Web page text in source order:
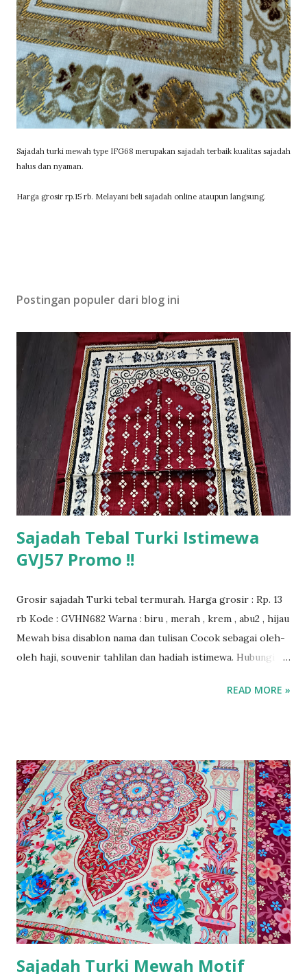
Sajadah turki mewah type IFG68 merupakan sajadah terbaik kualitas sajadah
halus dan nyaman.
Harga grosir rp.15 rb. Melayani beli sajadah online ataupun langsung.
Postingan populer dari blog ini
Sajadah Tebal Turki Istimewa
GVJ57 Promo !!
Grosir sajadah Turki tebal termurah. Harga grosir : Rp. 13
rb Kode : GVHN682 Warna : biru , merah , krem , abu2 , hijau
Mewah bisa disablon nama dan tulisan Cocok sebagai oleh-
oleh haji, souvenir tahlilan dan hadiah istimewa. Hubungi
READ MORE »
Sajadah Turki Mewah Motif